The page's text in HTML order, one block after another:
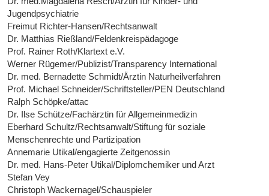
Jugendpsychiatrie
Freimut Richter-Hansen/Rechtsanwalt
Dr. Matthias Rießland/Feldenkreispädagoge
Prof. Rainer Roth/Klartext e.V.
Werner Rügemer/Publizist/Transparency International
Dr. med. Bernadette Schmidt/Ärztin Naturheilverfahren
Prof. Michael Schneider/Schriftsteller/PEN Deutschland
Ralph Schöpke/attac
Dr. Ilse Schütze/Fachärztin für Allgemeinmedizin
Eberhard Schultz/Rechtsanwalt/Stiftung für soziale
Menschenrechte und Partizipation
Annemarie Utikal/engagierte Zeitgenossin
Dr. med. Hans-Peter Utikal/Diplomchemiker und Arzt
Stefan Vey
Christoph Wackernagel/Schauspieler